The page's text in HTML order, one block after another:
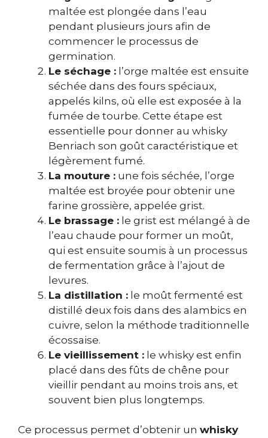
maltée est plongée dans l’eau
pendant plusieurs jours afin de
commencer le processus de
germination.
Le séchage : l’orge maltée est ensuite
séchée dans des fours spéciaux,
appelés kilns, où elle est exposée à la
fumée de tourbe. Cette étape est
essentielle pour donner au whisky
Benriach son goût caractéristique et
légèrement fumé.
La mouture : une fois séchée, l’orge
maltée est broyée pour obtenir une
farine grossière, appelée grist.
Le brassage : le grist est mélangé à de
l’eau chaude pour former un moût,
qui est ensuite soumis à un processus
de fermentation grâce à l’ajout de
levures.
La distillation : le moût fermenté est
distillé deux fois dans des alambics en
cuivre, selon la méthode traditionnelle
écossaise.
Le vieillissement : le whisky est enfin
placé dans des fûts de chêne pour
vieillir pendant au moins trois ans, et
souvent bien plus longtemps.
Ce processus permet d’obtenir un whisky